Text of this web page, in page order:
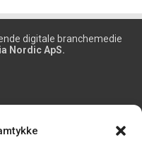
digitale branchemedie
Nordic ApS.